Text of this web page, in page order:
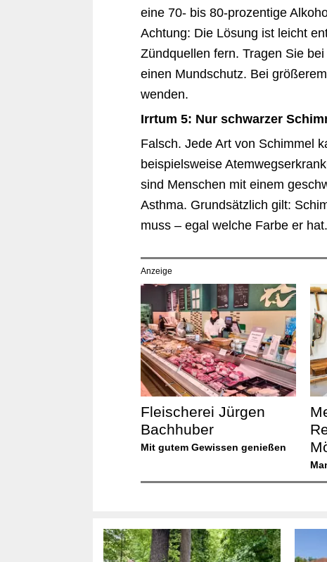
eine 70- bis 80-prozentige
Achtung: Die Lösung ist leicht
Zündquellen fern. Tragen Sie
einen Mundschutz. Bei
wenden.
Irrtum 5: Nur schwarzer
Falsch. Jede Art von Schimmel
beispielsweise
sind Menschen mit einem
Asthma. Grundsätzlich gilt:
muss – egal welche Farbe er hat.
Anzeige
Fleischerei Jürgen
Bachhuber
Mit gutem Gewissen genießen